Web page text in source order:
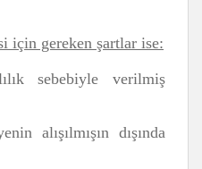
için gereken şartlar ise:
sebebiyle verilmiş
alışılmışın dışında